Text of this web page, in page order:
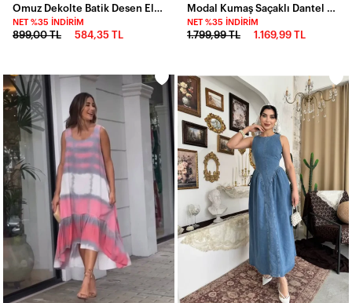
NET %35 İNDIRIM
899,00 TL 584,35 TL
NET %35 İNDIRIM
1.799,99 TL 1.169,99 TL